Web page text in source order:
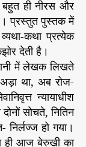
ही नीरस और
। प्रस्तुत पुस्तक में
कथा प्रत्येक
देती है।
में लेखक लिखते
था, अब रोज-
न्यायाधीश
दोनों सोचते, नितिन
हो गया।
ही आज बेरुखी का